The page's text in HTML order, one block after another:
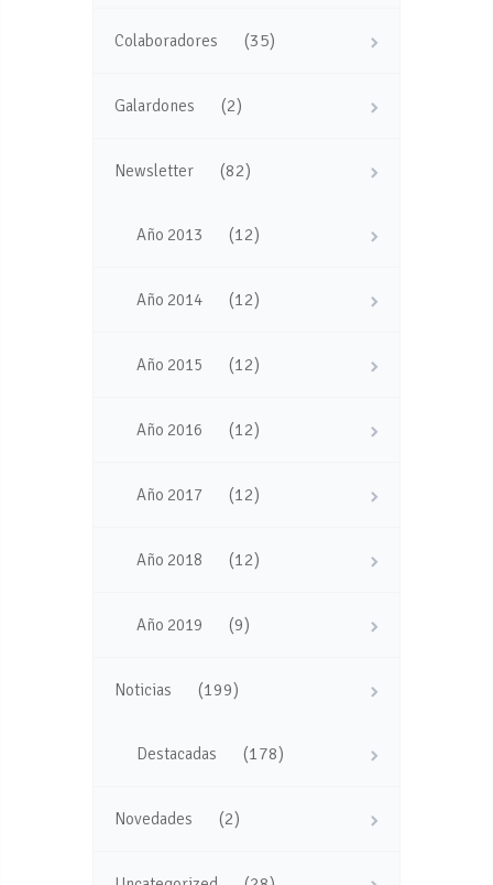
Colaboradores (35)
Galardones (2)
Newsletter (82)
Año 2013 (12)
Año 2014 (12)
Año 2015 (12)
Año 2016 (12)
Año 2017 (12)
Año 2018 (12)
Año 2019 (9)
Noticias (199)
Destacadas (178)
Novedades (2)